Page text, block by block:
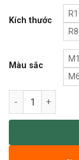
Kích thước
Màu sắc
Tủ giày gỗ mdf